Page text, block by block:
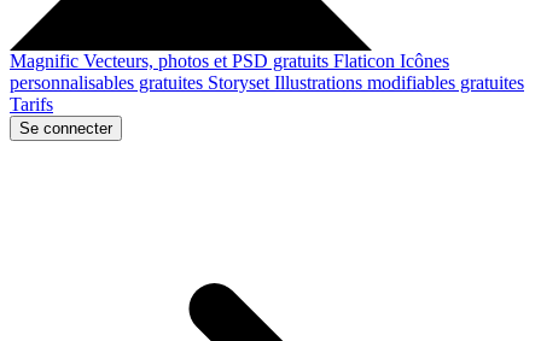
Magnific Vecteurs, photos et PSD gratuits Flaticon Icônes
personnalisables gratuites Storyset Illustrations modifiables gratuites
Tarifs
Se connecter